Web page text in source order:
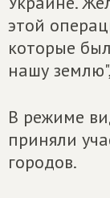
этой
которые
нашу
В режиме
приняли
городов.